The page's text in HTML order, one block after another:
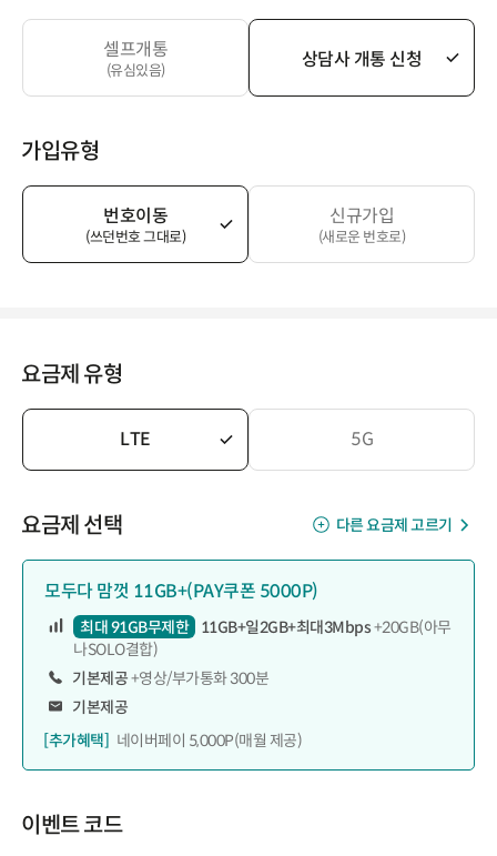
셀프개통
(유심있음) 상담사 개통 신청
가입유형
번호이동
(쓰던번호 그대로)
신규가입
(새로운 번호로)
요금제 유형
LTE 5G
요금제 선택 다른 요금제 고르기
모두다 맘껏 11GB+(PAY쿠폰 5000P)
최대 91GB무제한 11GB+일2GB+최대3Mbps+20GB(아무
나SOLO결합)
기본제공+영상/부가통화 300분
기본제공
[추가혜택]
네이버페이 5,000P(매월 제공)
이벤트 코드